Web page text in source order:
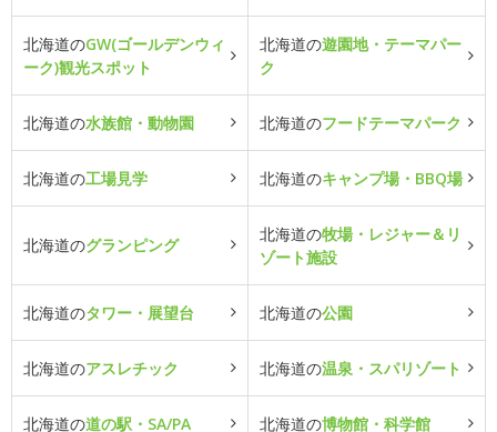
北海道のGW(ゴールデンウィ
ーク)観光スポット
北海道の遊園地・テーマパー
ク
北海道の水族館・動物園 北海道のフードテーマパーク
北海道の工場見学 北海道のキャンプ場・BBQ場
北海道のグランピング
北海道の牧場・レジャー＆リ
ゾート施設
北海道のタワー・展望台 北海道の公園
北海道のアスレチック 北海道の温泉・スパリゾート
北海道の道の駅・SA/PA 北海道の博物館・科学館